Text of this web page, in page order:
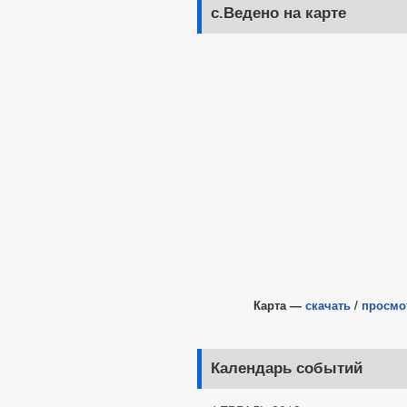
с.Ведено на карте
Карта — скачать /
Календарь событий